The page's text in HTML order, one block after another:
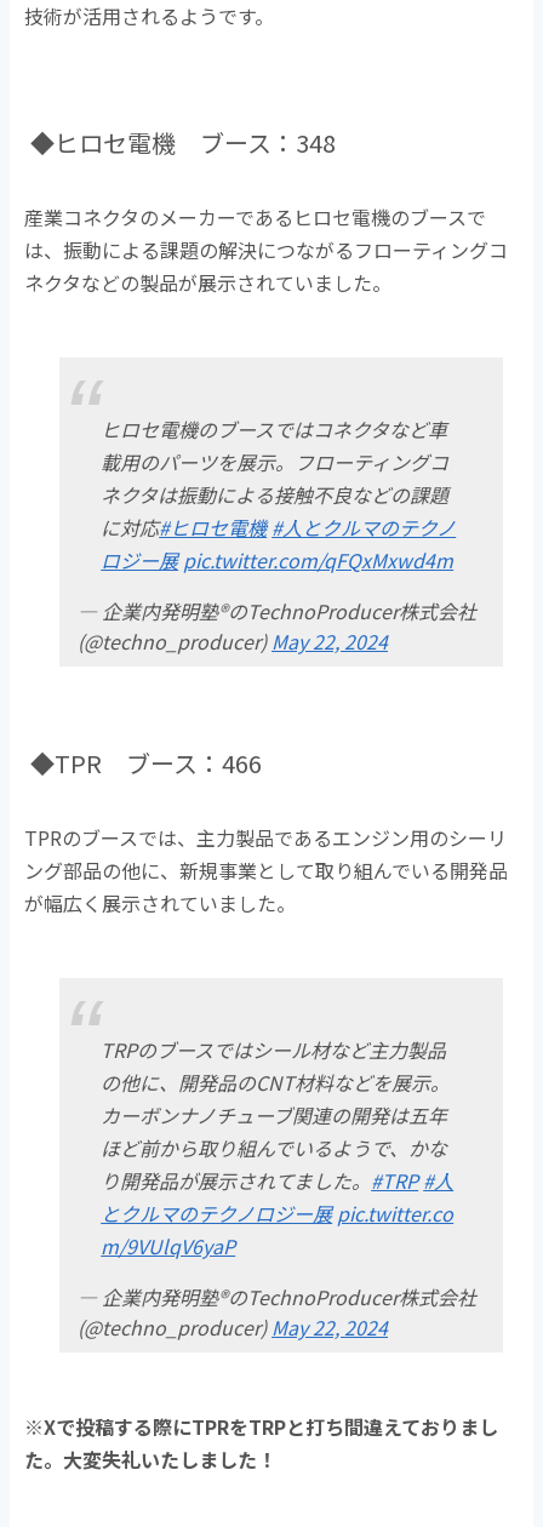
技術が活用されるようです。
◆ヒロセ電機 ブース：348
産業コネクタのメーカーであるヒロセ電機のブースで
は、振動による課題の解決につながるフローティングコ
ネクタなどの製品が展示されていました。
ヒロセ電機のブースではコネクタなど車
載用のパーツを展示。フローティングコ
ネクタは振動による接触不良などの課題
に対応#ヒロセ電機 #人とクルマのテクノ
ロジー展 pic.twitter.com/qFQxMxwd4m
— 企業内発明塾®のTechnoProducer株式会社
(@techno_producer)May 22, 2024
◆TPR ブース：466
TPRのブースでは、主力製品であるエンジン用のシーリ
ング部品の他に、新規事業として取り組んでいる開発品
が幅広く展示されていました。
TRPのブースではシール材など主力製品
の他に、開発品のCNT材料などを展示。
カーボンナノチューブ関連の開発は五年
ほど前から取り組んでいるようで、かな
り開発品が展示されてました。 #TRP #人
とクルマのテクノロジー展 pic.twitter.co
m/9VUlqV6yaP
— 企業内発明塾®のTechnoProducer株式会社
(@techno_producer)May 22, 2024
※Xで投稿する際にTPRをTRPと打ち間違えておりまし
た。大変失礼いたしました！